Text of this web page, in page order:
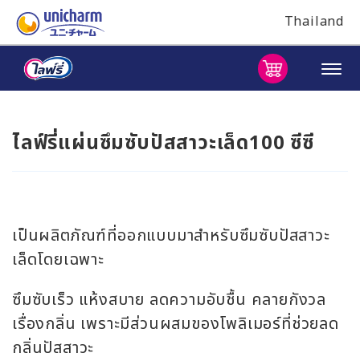
Thailand
ไลฟ์รี่แผ่นซึมซับปัสสาวะเล็ด100 ซีซี
เป็นผลิตภัณฑ์ที่ออกแบบมาสำหรับซึมซับปัสสาวะ
เล็ดโดยเฉพาะ
ซึมซับเร็ว แห้งสบาย ลดความอับชื้น คลายกังวล
เรื่องกลิ่น เพราะมีส่วนผสมของโพลิเมอร์ที่ช่วยลด
กลิ่นปัสสาวะ